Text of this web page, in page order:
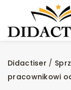
Didactiser /
pracownikowi